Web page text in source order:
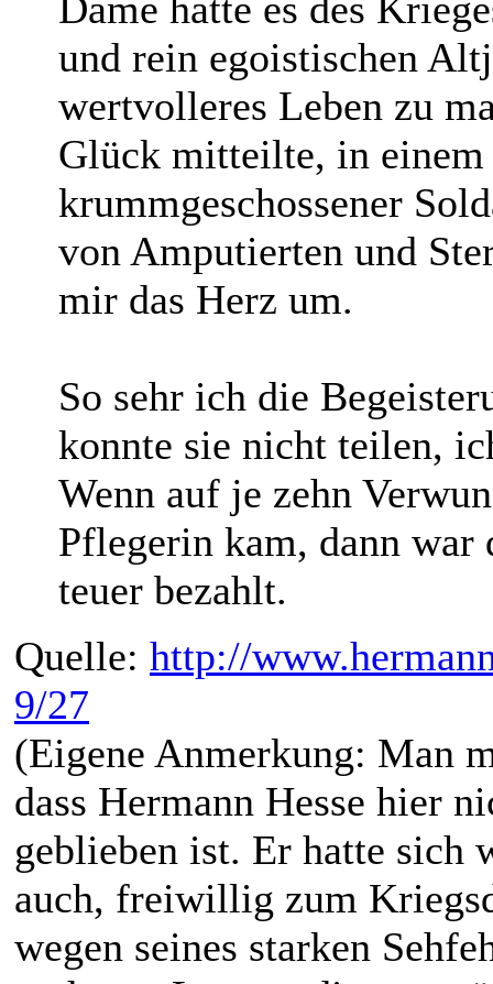
und rein egoistischen
wertvolleres Leben zu
Glück mitteilte, in
krummgeschossener
von Amputierten und
mir das Herz um.
So sehr ich die
konnte sie nicht teilen,
Wenn auf je zehn
Pflegerin kam, dann war
teuer bezahlt.
Quelle: http://
9/27
(Eigene Anmerkung: Man
dass Hermann Hesse hier
geblieben ist. Er hatte sich
auch, freiwillig zum
wegen seines starken